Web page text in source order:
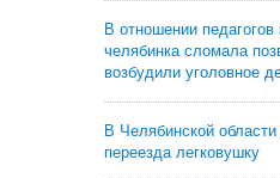
В отношении
челябинка сломала
возбудили уголовное
В Челябинской
переезда легковушку